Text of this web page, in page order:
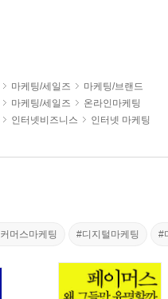
마케팅/세일즈
마케팅/브랜드
마케팅/세일즈
온라인마케팅
인터넷비즈니스 인터넷 마케팅
머스마케팅 #디지털마케팅 #